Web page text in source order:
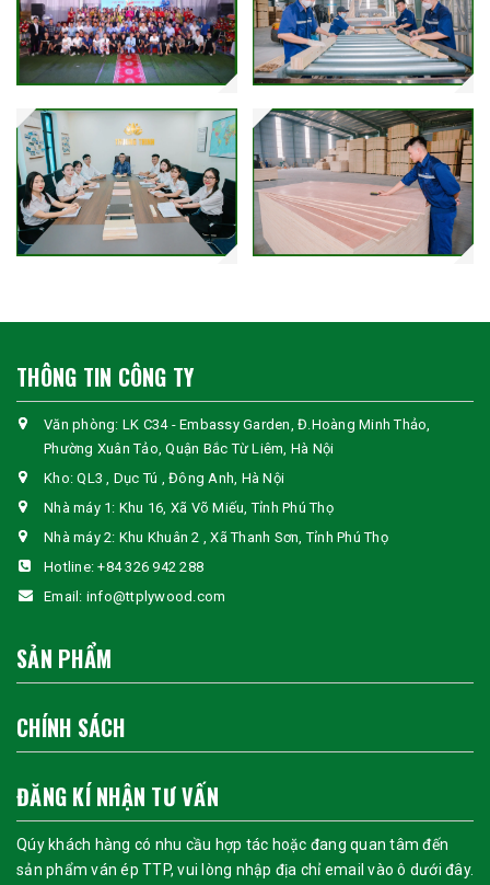
THÔNG TIN CÔNG TY
Văn phòng: LK C34 - Embassy Garden, Đ.Hoàng Minh Thảo,
Phường Xuân Tảo, Quận Bắc Từ Liêm, Hà Nội
Kho: QL3 , Dục Tú , Đông Anh, Hà Nội
Nhà máy 1: Khu 16, Xã Võ Miếu, Tỉnh Phú Thọ
Nhà máy 2: Khu Khuân 2 , Xã Thanh Sơn, Tỉnh Phú Thọ
Hotline:+84 326 942 288
Email: info@ttplywood.com
SẢN PHẨM
CHÍNH SÁCH
ĐĂNG KÍ NHẬN TƯ VẤN
Qúy khách hàng có nhu cầu hợp tác hoặc đang quan tâm đến
sản phẩm ván ép TTP, vui lòng nhập địa chỉ email vào ô dưới đây.